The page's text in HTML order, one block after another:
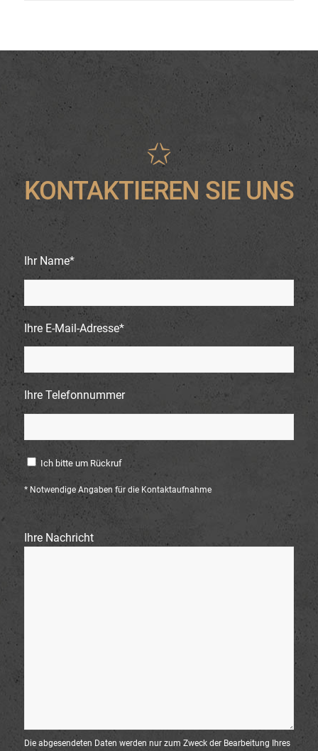
KONTAKTIEREN SIE UNS
Ihr Name*
Ihre E-Mail-Adresse*
Ihre Telefonnummer
Ich bitte um Rückruf
* Notwendige Angaben für die Kontaktaufnahme
Ihre Nachricht
Die abgesendeten Daten werden nur zum Zweck der Bearbeitung Ihres